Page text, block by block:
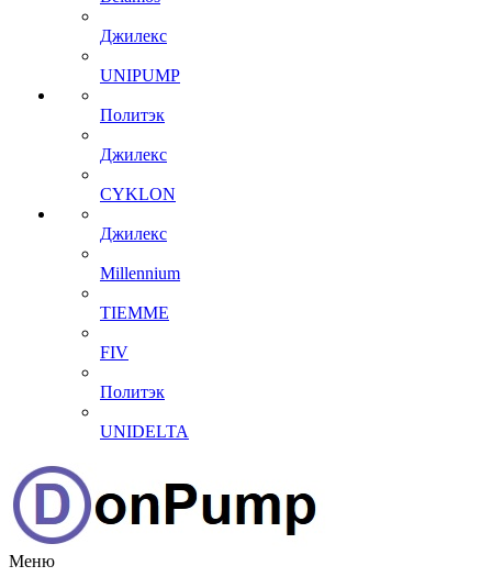
Джилекс
UNIPUMP
Политэк
Джилекс
CYKLON
Джилекс
Millennium
TIEMME
FIV
Политэк
UNIDELTA
Меню